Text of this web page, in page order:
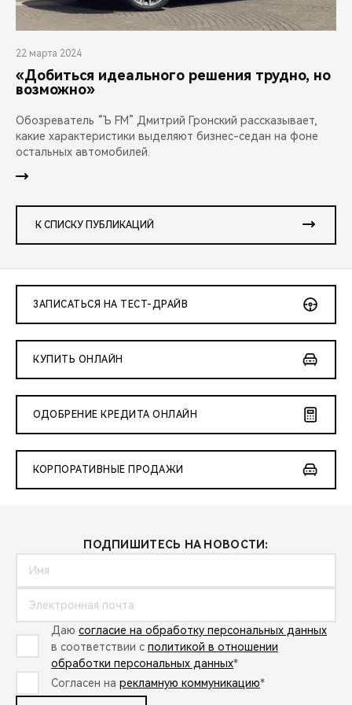
22 марта 2024
«Добиться идеального решения трудно, но
возможно»
Обозреватель “Ъ FM” Дмитрий Гронский рассказывает,
какие характеристики выделяют бизнес-седан на фоне
остальных автомобилей.
К СПИСКУ ПУБЛИКАЦИЙ
ЗАПИСАТЬСЯ НА ТЕСТ-ДРАЙВ
КУПИТЬ ОНЛАЙН
ОДОБРЕНИЕ КРЕДИТА ОНЛАЙН
КОРПОРАТИВНЫЕ ПРОДАЖИ
ПОДПИШИТЕСЬ НА НОВОСТИ:
Даю согласие на обработку персональных данных
в соответствии с политикой в отношении
обработки персональных данных*
Согласен на рекламную коммуникацию*